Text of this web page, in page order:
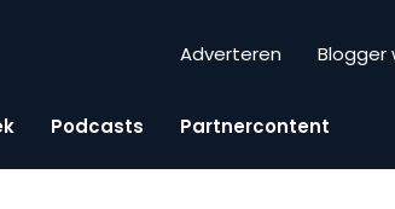
Adverteren Blogger
Podcasts Partnercontent